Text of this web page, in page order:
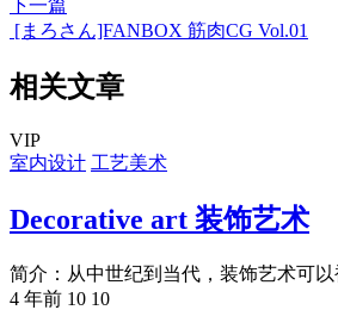
下一篇
[まろさん]FANBOX 筋肉CG Vol.01
相关文章
VIP
室内设计 工艺美术
Decorative art 装饰艺术
简介：从中世纪到当代，装饰艺术可
4 年前 10 10